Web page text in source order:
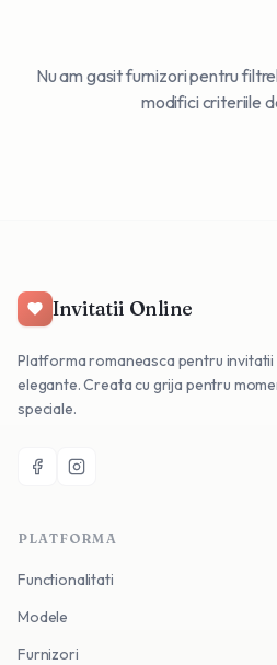
Nu am gasit furnizori pentru
modifici criteriile
Invitatii Online
Platforma romaneasca pentru invitatii
elegante. Creata cu grija pentru
speciale.
PLATFORMA
Functionalitati
Modele
Furnizori